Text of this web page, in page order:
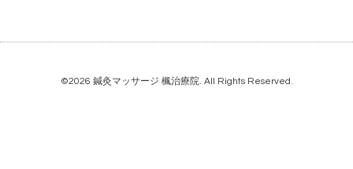
©2026 鍼灸マッサージ 楓治療院. All Rights Reserved.